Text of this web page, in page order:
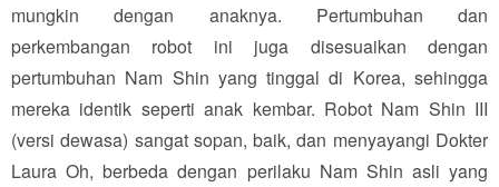
mungkin dengan anaknya. Pertumbuhan dan
perkembangan robot ini juga disesuaikan dengan
pertumbuhan Nam Shin yang tinggal di Korea, sehingga
mereka identik seperti anak kembar. Robot Nam Shin III
(versi dewasa) sangat sopan, baik, dan menyayangi Dokter
Laura Oh, berbeda dengan perilaku Nam Shin asli yang